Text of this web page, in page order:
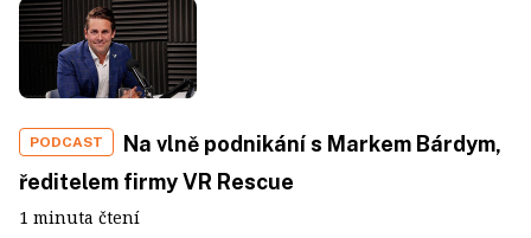
PODCAST
Na vlně podnikání s Markem Bárdym,
ředitelem firmy VR Rescue
1 minuta čtení